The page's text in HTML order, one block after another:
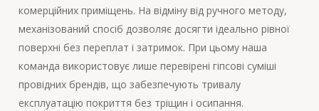
комерційних приміщень. На відміну від ручного методу,
механізований спосіб дозволяє досягти ідеально рівної
поверхні без переплат і затримок. При цьому наша
команда використовує лише перевірені гіпсові суміші
провідних брендів, що забезпечують тривалу
експлуатацію покриття без тріщин і осипання.